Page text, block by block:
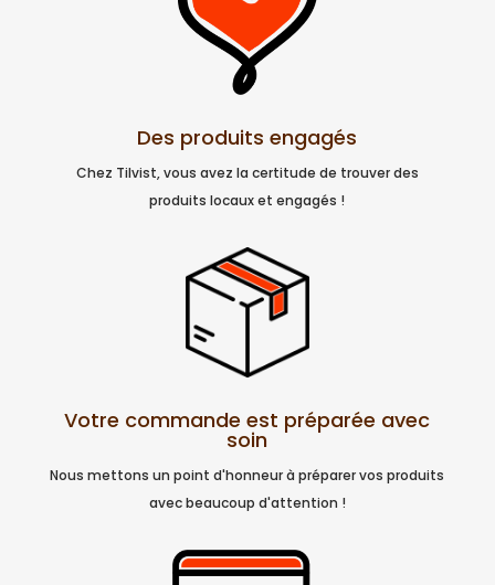
Des produits engagés
Chez Tilvist, vous avez la certitude de trouver des
produits locaux et engagés !
Votre commande est préparée avec
soin
Nous mettons un point d'honneur à préparer vos produits
avec beaucoup d'attention !